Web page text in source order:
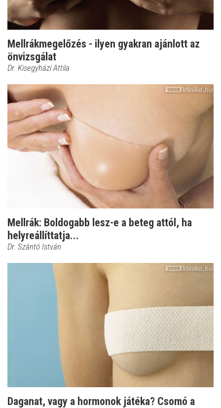
Mellrákmegelőzés - ilyen gyakran ajánlott az
önvizsgálat
Dr. Kisegyházi Attila
Mellrák: Boldogabb lesz-e a beteg attól, ha
helyreállíttatja...
Dr. Szántó István
Daganat, vagy a hormonok játéka? Csomó a